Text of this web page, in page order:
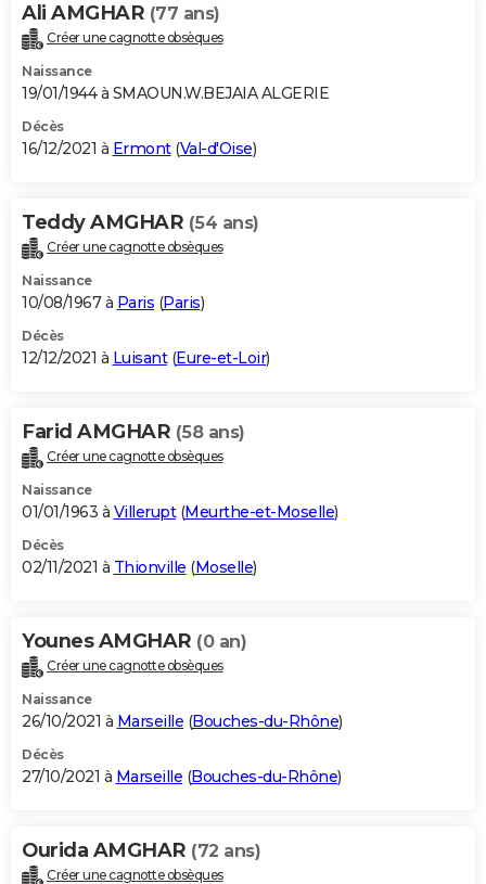
Ali AMGHAR (77 ans)
Créer une cagnotte obsèques
Naissance
19/01/1944 à SMAOUN.W.BEJAIA ALGERIE
Décès
16/12/2021 à Ermont(Val-d'Oise)
Teddy AMGHAR (54 ans)
Créer une cagnotte obsèques
Naissance
10/08/1967 à Paris (Paris)
Décès
12/12/2021 à Luisant(Eure-et-Loir)
Farid AMGHAR (58 ans)
Créer une cagnotte obsèques
Naissance
01/01/1963 à Villerupt(Meurthe-et-Moselle)
Décès
02/11/2021 à Thionville (Moselle)
Younes AMGHAR (0 an)
Créer une cagnotte obsèques
Naissance
26/10/2021 à Marseille (Bouches-du-Rhône)
Décès
27/10/2021 à Marseille (Bouches-du-Rhône)
Ourida AMGHAR (72 ans)
Créer une cagnotte obsèques